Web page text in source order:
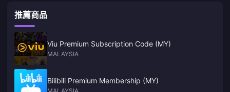
推薦商品
Viu Premium Subscription Code (MY)
MALAYSIA
Bilibili Premium Membership (MY)